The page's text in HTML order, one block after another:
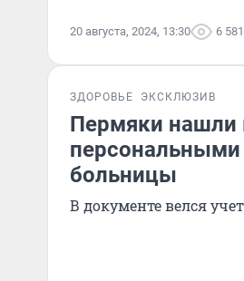
20 августа, 2024, 13:30 6 581
ЗДОРОВЬЕ ЭКСКЛЮЗИВ
Пермяки нашли
больницы
В документе велся